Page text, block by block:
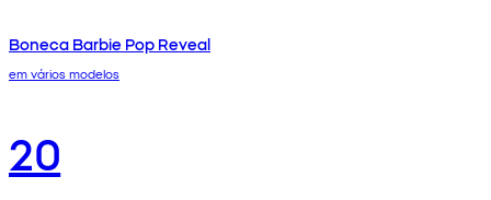
Boneca Barbie Pop Reveal
em vários modelos
20